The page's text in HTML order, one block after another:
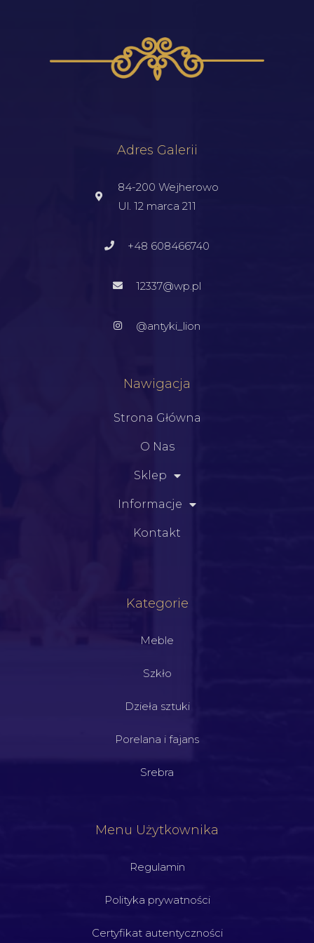
Adres Galerii
84-200 Wejherowo
Ul. 12 marca 211
+48 608466740
12337@wp.pl
@antyki_lion
Nawigacja
Strona Główna
O Nas
Sklep
Informacje
Kontakt
Kategorie
Meble
Szkło
Dzieła sztuki
Porelana i fajans
Srebra
Menu Użytkownika
Regulamin
Polityka prywatności
Certyfikat autentyczności